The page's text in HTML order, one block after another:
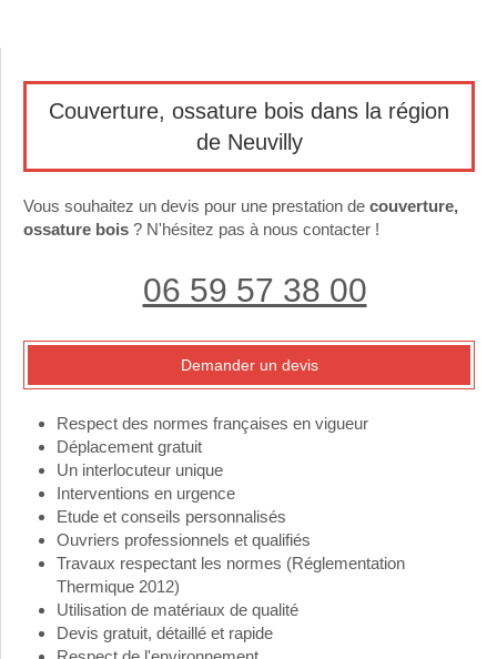
Couverture, ossature bois dans la région
de Neuvilly
Vous souhaitez un devis pour une prestation de couverture,
ossature bois ? N'hésitez pas à nous contacter !
06 59 57 38 00
Demander un devis
Respect des normes françaises en vigueur
Déplacement gratuit
Un interlocuteur unique
Interventions en urgence
Etude et conseils personnalisés
Ouvriers professionnels et qualifiés
Travaux respectant les normes (Réglementation
Thermique 2012)
Utilisation de matériaux de qualité
Devis gratuit, détaillé et rapide